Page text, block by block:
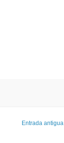
Entrada antigua